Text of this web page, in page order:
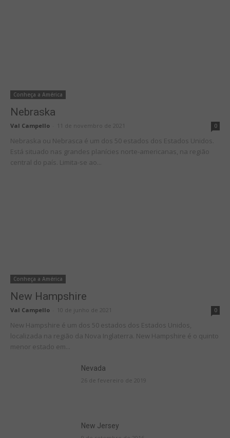
Conheça a América
Nebraska
Val Campello 11 de novembro de 2021 0
Nebraska ou Nebrasca é um dos 50 estados dos Estados Unidos.
Está situado nas grandes planícies norte-americanas, na região
central do país. Limita-se ao...
Conheça a América
New Hampshire
Val Campello 10 de junho de 2021 0
New Hampshire é um dos 50 estados dos Estados Unidos,
localizada na região da Nova Inglaterra. New Hampshire é o quinto
menor estado em...
Nevada
26 de fevereiro de 2019
New Jersey